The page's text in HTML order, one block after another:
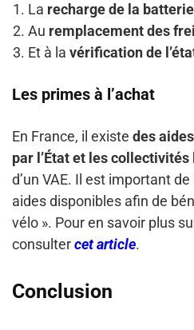
La recharge de la batterie
Au remplacement des
Et à la vérification de
Les primes à l’achat
En France, il existe des
par l’État et les collectivités
d’un VAE. Il est important
aides disponibles afin de
vélo ». Pour en savoir plus
consultercet article.
Conclusion